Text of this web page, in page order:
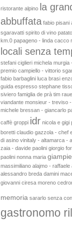
ristorante alpino
la
abbuffata fabio pisani
sgaravatti spirito di vino
km.0 papageno - linda cacco
locali senza
stefani ciglieri michela murgia
premio campiello - vittorio
fabio barbaglini luca brasi
guida espresso stephane
siviero famiglia de prà tim raue
viandante monsieur - treviso
michele bressan - giancarlo
caffè groppi idr nicola e gigi
boretti claudio gazzola - chef
di asino vinitaly - altamarca -
zaia - davide paolini giorgio
paolini nonna maria
massimiliano alajmo - raffaele
alessandro breda damini
giovanni ciresa moreno
memoria sararlo senza
gastronomo